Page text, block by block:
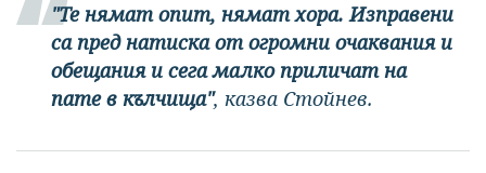
"Те нямат опит, нямат хора. Изправени
са пред натиска от огромни очаквания и
обещания и сега малко приличат на
пате в кълчища", казва Стойнев.